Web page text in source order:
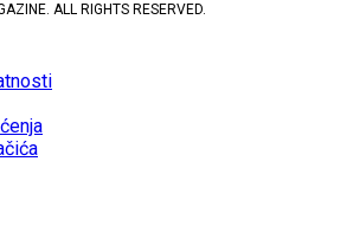
ALL RIGHTS RESERVED.